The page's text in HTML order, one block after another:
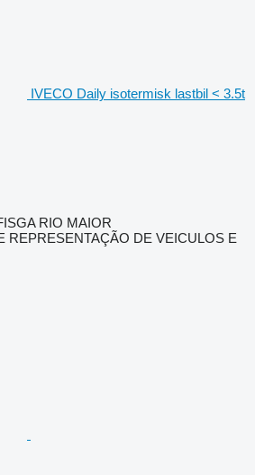
IVECO Daily isotermisk lastbil < 3.5t
RIO MAIOR
REPRESENTAÇÃO DE VEICULOS E